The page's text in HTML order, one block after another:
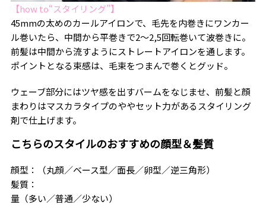
【how to“スタイリング”】
45mmの太めのカールアイロンで、毛先を内巻きにワンカー
ル巻いたら、中間から平巻きで2〜2,5回転巻いて波巻きに。
前髪は中間から流すようにストレートアイロンを通します。
ポイントとなる束感は、毛束をつまんで巻くとグッド。
ウェーブ部分にはツヤ感を出すバームをなじませ、前髪と顔
まわりはマスカラタイプのややセット力があるスタイリング
剤で仕上げます。
こちらのスタイルのおすすめの顔型＆髪質
顔型：（丸顔／ベース型／面長／卵型／逆三角形）
髪質：
量（多い／普通／少ない）